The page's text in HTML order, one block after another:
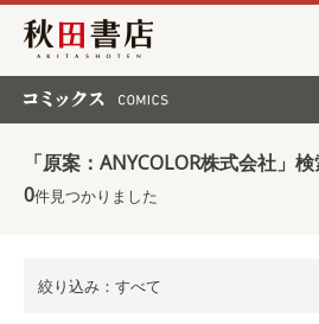
秋田書店
「原案：ANYCOLOR株式会社」
0件見つかりました
絞り込み：すべて